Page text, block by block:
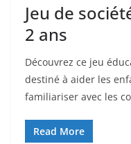
Jeu de
2 ans
Découvrez ce jeu
destiné à aider les
familiariser avec les
Read More